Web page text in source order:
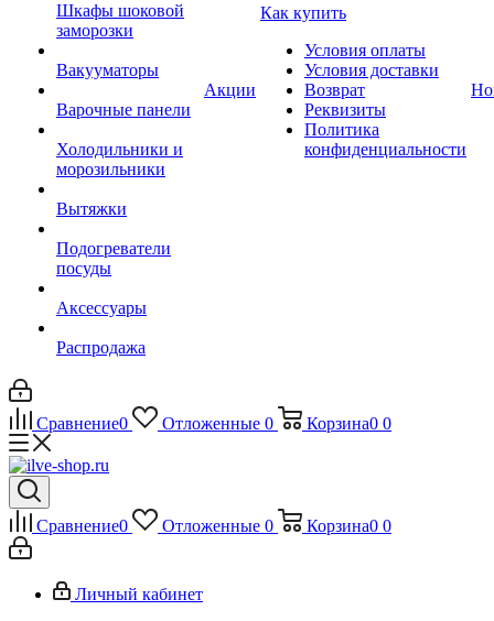
Шкафы шоковой
заморозки
Вакууматоры
Варочные панели
Холодильники и
морозильники
Вытяжки
Подогреватели
посуды
Аксессуары
Распродажа
Акции
Как купить
Условия оплаты
Условия доставки
Возврат
Реквизиты
Политика
конфиденциальности
Сравнение0 Отложенные 0 Корзина0 0
Сравнение0 Отложенные 0 Корзина0 0
Личный кабинет